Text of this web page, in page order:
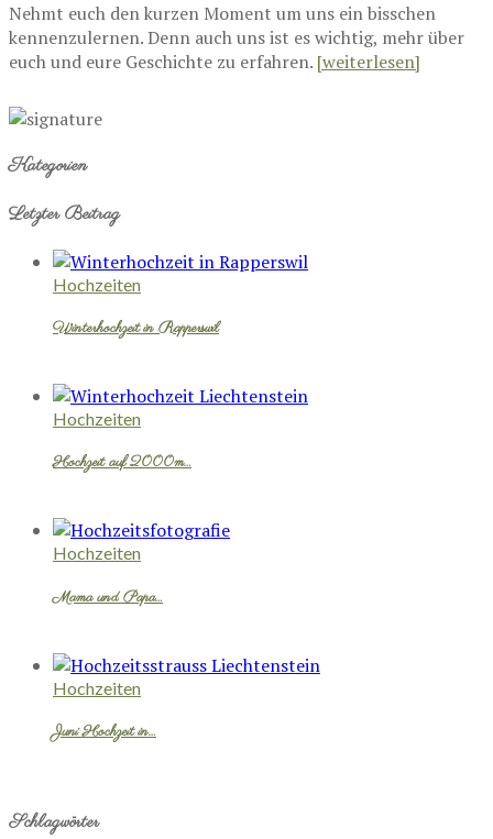
Nehmt euch den kurzen Moment um uns ein bisschen
kennenzulernen. Denn auch uns ist es wichtig, mehr über
euch und eure Geschichte zu erfahren. [weiterlesen]
Kategorien
Letzter Beitrag
Hochzeiten
Winterhochzeit in Rapperswil
Hochzeiten
Hochzeit auf 2000m…
Hochzeiten
Mama und Papa…
Hochzeiten
Juni Hochzeit in…
Schlagwörter